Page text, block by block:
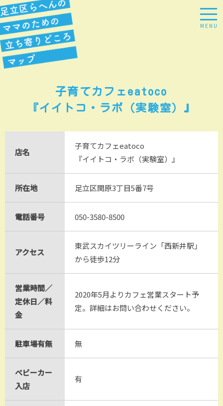
MENU
子育てカフェeatoco
『イイトコ・ラボ（実験室）』
店名
子育てカフェeatoco
『イイトコ・ラボ（実験室）』
所在地 足立区関原3丁目5番7号
電話番号 050-3580-8500
アクセス
東武スカイツリーライン「西新井駅」
から徒歩12分
営業時間／
定休日／料
金
2020年5月よりカフェ営業スタート予
定。詳細はお問い合わせください。
駐車場有無 無
ベビーカー
入店
有